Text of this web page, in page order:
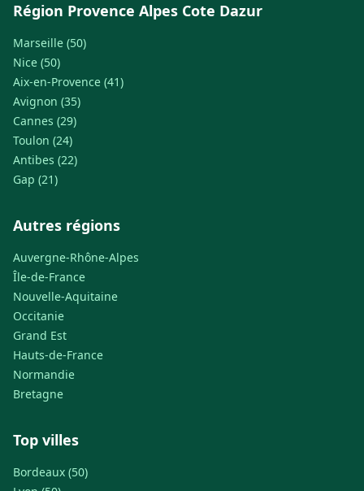
Région Provence Alpes Cote Dazur
Marseille (50)
Nice (50)
Aix-en-Provence (41)
Avignon (35)
Cannes (29)
Toulon (24)
Antibes (22)
Gap (21)
Autres régions
Auvergne-Rhône-Alpes
Île-de-France
Nouvelle-Aquitaine
Occitanie
Grand Est
Hauts-de-France
Normandie
Bretagne
Top villes
Bordeaux (50)